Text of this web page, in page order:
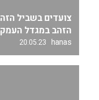
צועדים בשביל
הזהב במגדל העמק
hanas
20.05.23